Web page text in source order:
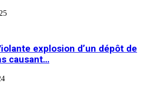
explosion d’un dépôt de
causant…